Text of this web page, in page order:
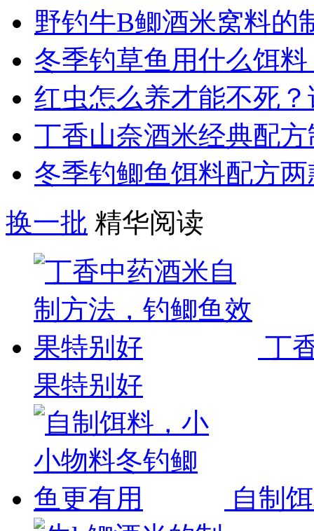
野钓牛B鲫酒米窝料的
冬季钓草鱼用什么饵
红虫怎么养才能不死
丁香山奈酒米经典配
冬季钓鲫鱼饵料配方两
换一批 精华阅读
丁
果特别好
自制